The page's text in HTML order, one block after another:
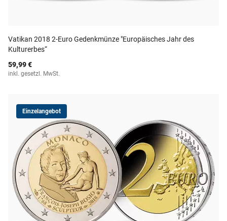
Vatikan 2018 2-Euro Gedenkmünze "Europäisches Jahr des
Kulturerbes“
59,99 €
inkl. gesetzl. MwSt.
Einzelangebot